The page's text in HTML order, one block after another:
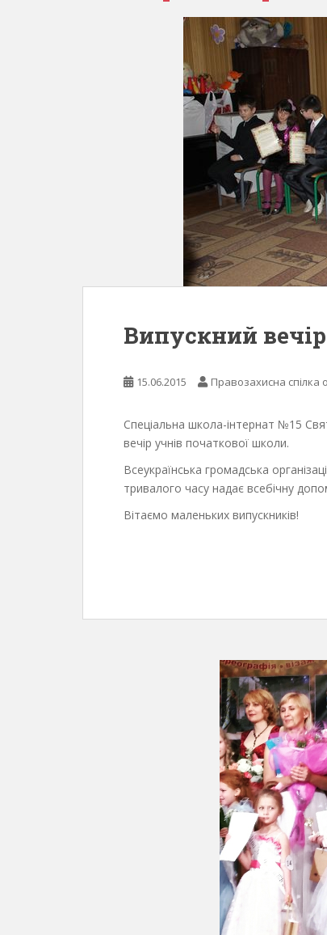
Випускний
15.06.2015 Правозахисна спілка
Спеціальна школа-інтернат №15
вечір учнів початкової школи.
Всеукраїнська громадська
тривалого часу надає всебічну
Вітаємо маленьких випускників!